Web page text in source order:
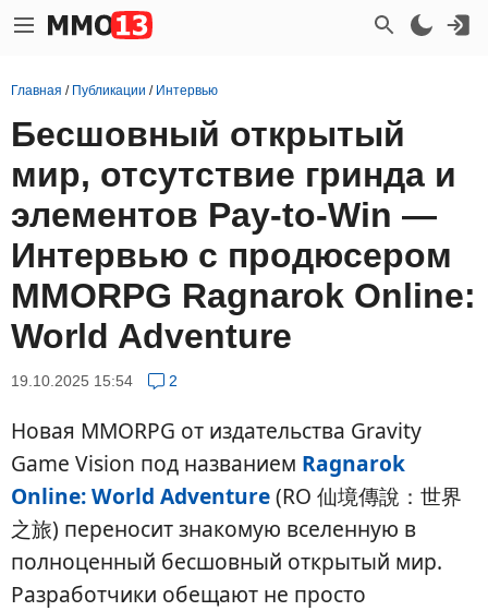
Главная / Публикации / Интервью
Бесшовный открытый
мир, отсутствие гринда и
элементов Pay-to-Win —
Интервью с продюсером
MMORPG Ragnarok Online:
World Adventure
19.10.2025 15:54 2
Новая MMORPG от издательства Gravity
Game Vision под названием Ragnarok
Online: World Adventure(RO 仙境傳說：世界
之旅) переносит знакомую вселенную в
полноценный бесшовный открытый мир.
Разработчики обещают не просто